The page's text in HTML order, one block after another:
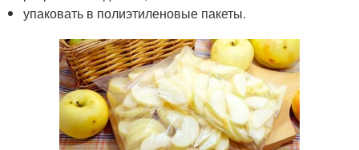
упаковать в полиэтиленовые пакеты.